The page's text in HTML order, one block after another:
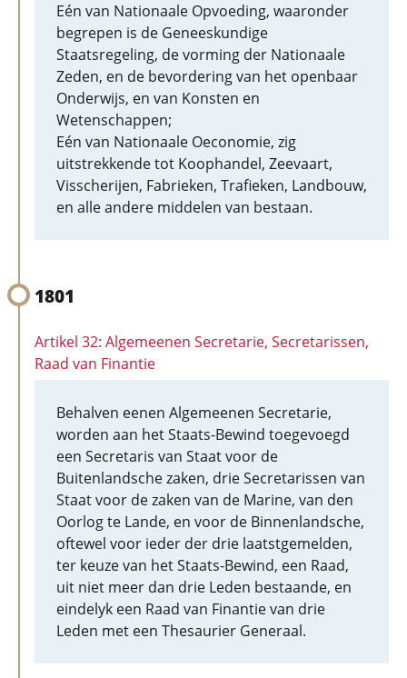
Eén van Nationaale Opvoeding, waaronder
begrepen is de Geneeskundige
Staatsregeling, de vorming der Nationaale
Zeden, en de bevordering van het openbaar
Onderwijs, en van Konsten en
Wetenschappen;
Eén van Nationaale Oeconomie, zig
uitstrekkende tot Koophandel, Zeevaart,
Visscherijen, Fabrieken, Trafieken, Landbouw,
en alle andere middelen van bestaan.
1801
Artikel 32: Algemeenen Secretarie, Secretarissen,
Raad van Finantie
Behalven eenen Algemeenen Secretarie,
worden aan het Staats-Bewind toegevoegd
een Secretaris van Staat voor de
Buitenlandsche zaken, drie Secretarissen van
Staat voor de zaken van de Marine, van den
Oorlog te Lande, en voor de Binnenlandsche,
oftewel voor ieder der drie laatstgemelden,
ter keuze van het Staats-Bewind, een Raad,
uit niet meer dan drie Leden bestaande, en
eindelyk een Raad van Finantie van drie
Leden met een Thesaurier Generaal.